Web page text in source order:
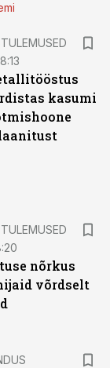
kasumi
nõrkus
võrdselt